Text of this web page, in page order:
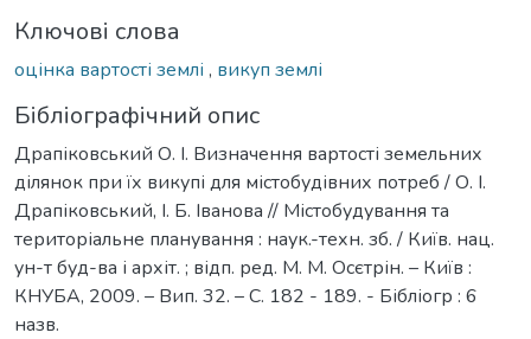
Ключові слова
оцінка вартості землі , викуп землі
Бібліографічний опис
Драпіковський О. І. Визначення вартості земельних
ділянок при їх викупі для містобудівних потреб / О. І.
Драпіковський, І. Б. Іванова // Містобудування та
територіальне планування : наук.-техн. зб. / Київ. нац.
ун-т буд-ва і архіт. ; відп. ред. М. М. Осєтрін. – Київ :
КНУБА, 2009. – Вип. 32. – С. 182 - 189. - Бібліогр : 6
назв.